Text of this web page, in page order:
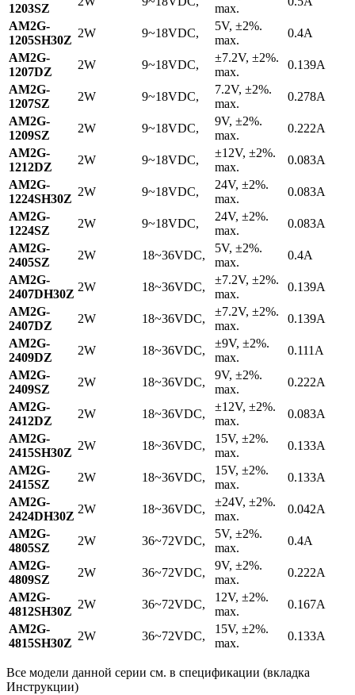
1203SZ
max.
AM2G-
1205SH30Z
2W 9~18VDC,
5V, ±2%.
max.
0.4A
AM2G-
1207DZ
2W 9~18VDC,
±7.2V, ±2%.
max.
0.139A
AM2G-
1207SZ
2W 9~18VDC,
7.2V, ±2%.
max.
0.278A
AM2G-
1209SZ
2W 9~18VDC,
9V, ±2%.
max.
0.222A
AM2G-
1212DZ
2W 9~18VDC,
±12V, ±2%.
max.
0.083A
AM2G-
1224SH30Z
2W 9~18VDC,
24V, ±2%.
max.
0.083A
AM2G-
1224SZ
2W 9~18VDC,
24V, ±2%.
max.
0.083A
AM2G-
2405SZ
2W 18~36VDC,
5V, ±2%.
max.
0.4A
AM2G-
2407DH30Z
2W 18~36VDC,
±7.2V, ±2%.
max.
0.139A
AM2G-
2407DZ
2W 18~36VDC,
±7.2V, ±2%.
max.
0.139A
AM2G-
2409DZ
2W 18~36VDC,
±9V, ±2%.
max.
0.111A
AM2G-
2409SZ
2W 18~36VDC,
9V, ±2%.
max.
0.222A
AM2G-
2412DZ
2W 18~36VDC,
±12V, ±2%.
max.
0.083A
AM2G-
2415SH30Z
2W 18~36VDC,
15V, ±2%.
max.
0.133A
AM2G-
2415SZ
2W 18~36VDC,
15V, ±2%.
max.
0.133A
AM2G-
2424DH30Z
2W 18~36VDC,
±24V, ±2%.
max.
0.042A
AM2G-
4805SZ
2W 36~72VDC,
5V, ±2%.
max.
0.4A
AM2G-
4809SZ
2W 36~72VDC,
9V, ±2%.
max.
0.222A
AM2G-
4812SH30Z
2W 36~72VDC,
12V, ±2%.
max.
0.167A
AM2G-
4815SH30Z
2W 36~72VDC,
15V, ±2%.
max.
0.133A
Все модели данной серии см. в спецификации (вкладка
Инструкции)